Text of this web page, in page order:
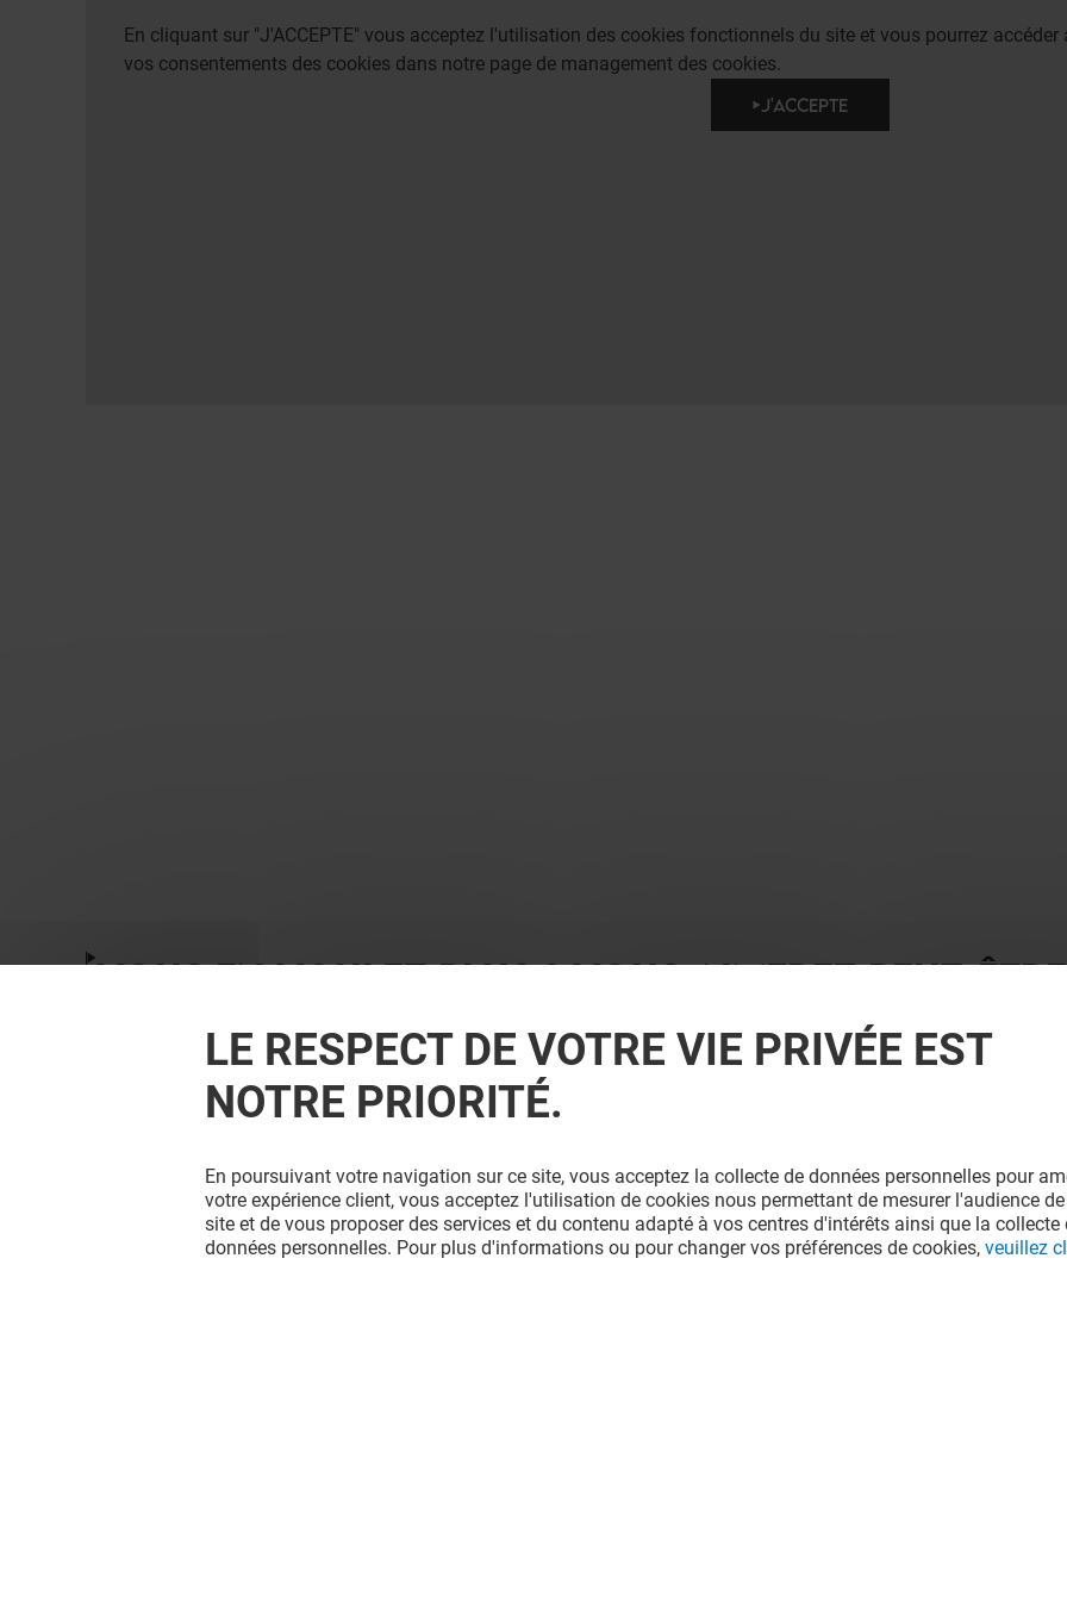
En cliquant sur "J'ACCEPTE" vous acceptez l'utilisation des cookies fonctionnels du site et vous pourrez
vos consentements des cookies dans notre page de management des cookies.
J'ACCEPTE
VOUS EN VOULEZ PLUS ? VOUS AIMEREZ PEUT-ÊTRE
LE RESPECT DE VOTRE VIE PRIVÉE EST
NOTRE PRIORITÉ.
En poursuivant votre navigation sur ce site, vous acceptez la collecte de données personnelles pour
votre expérience client, vous acceptez l'utilisation de cookies nous permettant de mesurer l'audience
site et de vous proposer des services et du contenu adapté à vos centres d'intérêts ainsi que la collecte
données personnelles. Pour plus d'informations ou pour changer vos préférences de cookies, veuillez